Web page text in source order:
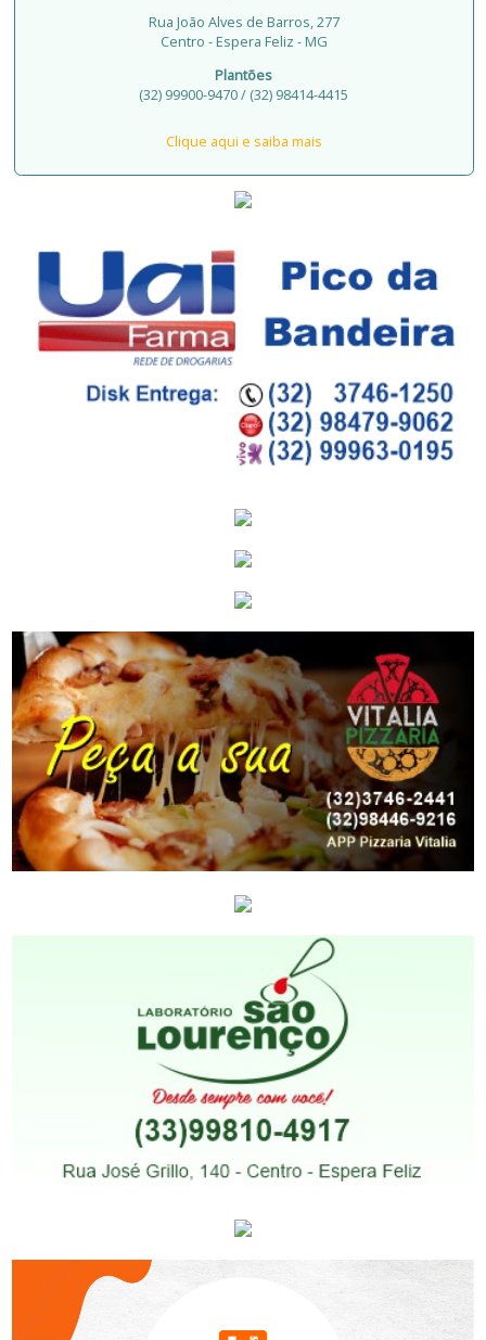
Rua João Alves de Barros, 277
Centro - Espera Feliz - MG
Plantões
(32) 99900-9470 / (32) 98414-4415
Clique aqui e saiba mais